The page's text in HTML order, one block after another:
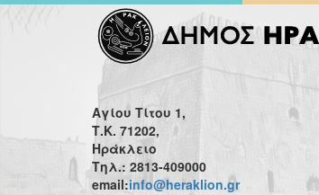
Αγίου Τίτου 1,
Τ.Κ. 71202,
Ηράκλειο
Τηλ.: 2813-409000
email:info@heraklion.gr